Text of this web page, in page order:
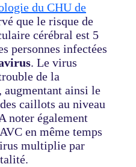
du CHU de
que le risque de
cérébral est 5
personnes infectées
. Le virus
de la
augmentant ainsi le
caillots au niveau
noter également
en même temps
multiplie par